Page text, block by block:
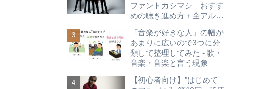
ファントカシマシ おすす
めの聴き進め方＋全アルバ
「音楽が好きな人」の幅が
あまりに広いので3つに分
類して整理してみた - 歌・
音楽・音楽と言う現象
【初心者向け】”はじめて